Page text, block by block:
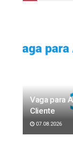
Vaga para
Cliente
07.08.2026